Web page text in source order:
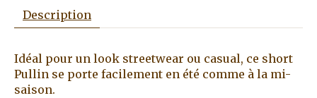
Description
Idéal pour un look streetwear ou casual, ce short
Pullin se porte facilement en été comme à la mi-
saison.